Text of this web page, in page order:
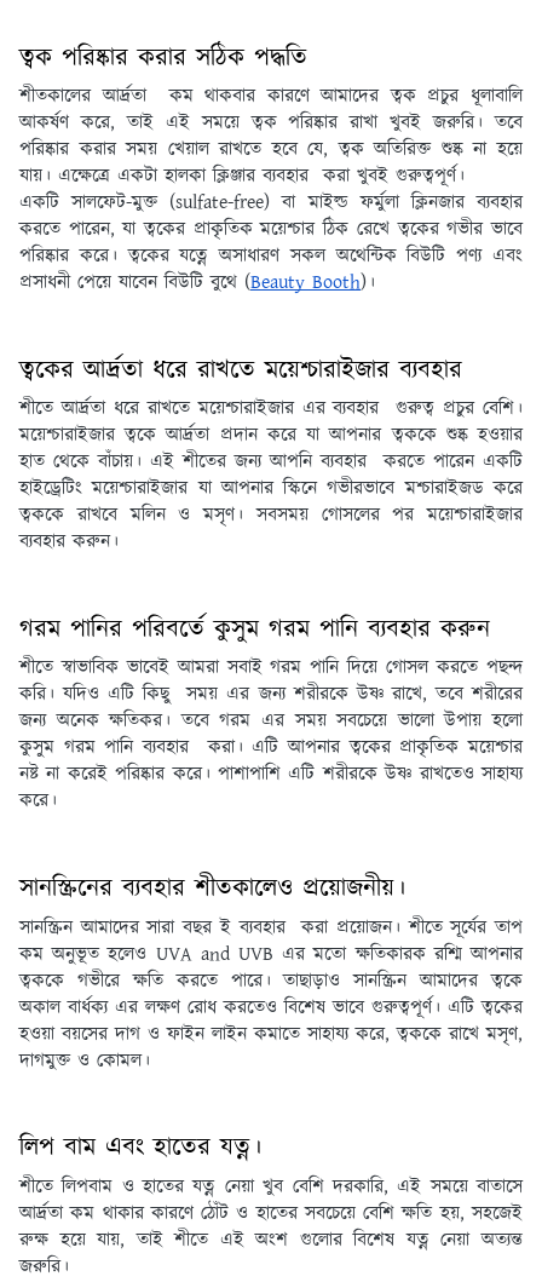
ত্বক পরিষ্কার করার সঠিক পদ্ধতি
শীতকালের আর্দ্রতা কম থাকবার কারণে আমাদের ত্বক প্রচুর ধূলাবালি
আকর্ষণ করে, তাই এই সময়ে ত্বক পরিষ্কার রাখা খুবই জরুরি। তবে
পরিষ্কার করার সময় খেয়াল রাখতে হবে যে, ত্বক অতিরিক্ত শুষ্ক না হয়ে
যায়। এক্ষেত্রে একটা হালকা ক্লিঞ্জার ব্যবহার করা খুবই গুরুত্বপূর্ণ।
একটি সালফেট-মুক্ত (sulfate-free) বা মাইল্ড ফর্মুলা ক্লিনজার ব্যবহার
করতে পারেন, যা ত্বকের প্রাকৃতিক ময়েশ্চার ঠিক রেখে ত্বকের গভীর ভাবে
পরিষ্কার করে। ত্বকের যত্নে অসাধারণ সকল অথেন্টিক বিউটি পণ্য এবং
প্রসাধনী পেয়ে যাবেন বিউটি বুথে (Beauty Booth)।
ত্বকের আর্দ্রতা ধরে রাখতে ময়েশ্চারাইজার ব্যবহার
শীতে আর্দ্রতা ধরে রাখতে ময়েশ্চারাইজার এর ব্যবহার গুরুত্ব প্রচুর বেশি।
ময়েশ্চারাইজার ত্বকে আর্দ্রতা প্রদান করে যা আপনার ত্বককে শুষ্ক হওয়ার
হাত থেকে বাঁচায়। এই শীতের জন্য আপনি ব্যবহার করতে পারেন একটি
হাইড্রেটিং ময়েশ্চারাইজার যা আপনার স্কিনে গভীরভাবে মশ্চারাইজড করে
ত্বককে রাখবে মলিন ও মসৃণ। সবসময় গোসলের পর ময়েশ্চারাইজার
ব্যবহার করুন।
গরম পানির পরিবর্তে কুসুম গরম পানি ব্যবহার করুন
শীতে স্বাভাবিক ভাবেই আমরা সবাই গরম পানি দিয়ে গোসল করতে পছন্দ
করি। যদিও এটি কিছু সময় এর জন্য শরীরকে উষ্ণ রাখে, তবে শরীরের
জন্য অনেক ক্ষতিকর। তবে গরম এর সময় সবচেয়ে ভালো উপায় হলো
কুসুম গরম পানি ব্যবহার করা। এটি আপনার ত্বকের প্রাকৃতিক ময়েশ্চার
নষ্ট না করেই পরিষ্কার করে। পাশাপাশি এটি শরীরকে উষ্ণ রাখতেও সাহায্য
করে।
সানস্ক্রিনের ব্যবহার শীতকালেও প্রয়োজনীয়।
সানস্ক্রিন আমাদের সারা বছর ই ব্যবহার করা প্রয়োজন। শীতে সূর্যের তাপ
কম অনুভূত হলেও UVA and UVB এর মতো ক্ষতিকারক রশ্মি আপনার
ত্বককে গভীরে ক্ষতি করতে পারে। তাছাড়াও সানস্ক্রিন আমাদের ত্বকে
অকাল বার্ধক্য এর লক্ষণ রোধ করতেও বিশেষ ভাবে গুরুত্বপূর্ণ। এটি ত্বকের
হওয়া বয়সের দাগ ও ফাইন লাইন কমাতে সাহায্য করে, ত্বককে রাখে মসৃণ,
দাগমুক্ত ও কোমল।
লিপ বাম এবং হাতের যত্ন।
শীতে লিপবাম ও হাতের যত্ন নেয়া খুব বেশি দরকারি, এই সময়ে বাতাসে
আর্দ্রতা কম থাকার কারণে ঠোঁট ও হাতের সবচেয়ে বেশি ক্ষতি হয়, সহজেই
রুক্ষ হয়ে যায়, তাই শীতে এই অংশ গুলোর বিশেষ যত্ন নেয়া অত্যন্ত
জরুরি।